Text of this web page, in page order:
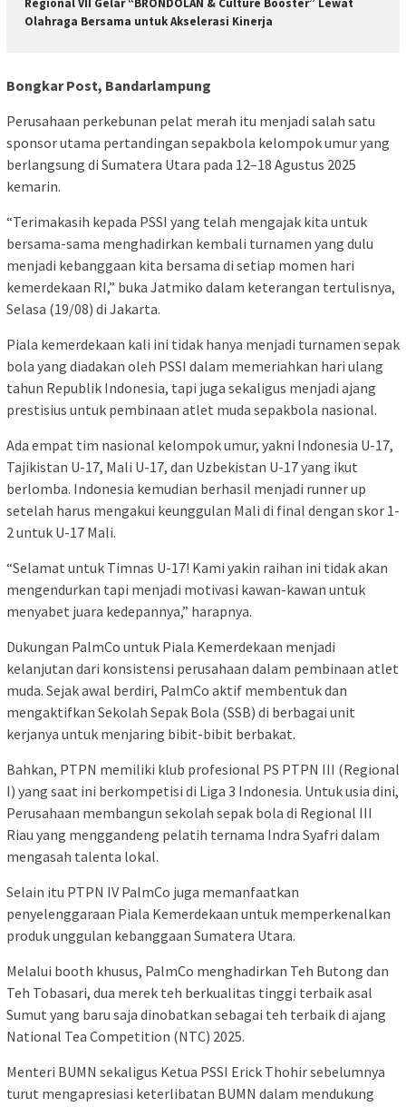
Olahraga Bersama untuk Akselerasi Kinerja
Bongkar Post, Bandarlampung
Perusahaan perkebunan pelat merah itu menjadi salah satu
sponsor utama pertandingan sepakbola kelompok umur yang
berlangsung di Sumatera Utara pada 12–18 Agustus 2025
kemarin.
“Terimakasih kepada PSSI yang telah mengajak kita untuk
bersama-sama menghadirkan kembali turnamen yang dulu
menjadi kebanggaan kita bersama di setiap momen hari
kemerdekaan RI,” buka Jatmiko dalam keterangan tertulisnya,
Selasa (19/08) di Jakarta.
Piala kemerdekaan kali ini tidak hanya menjadi turnamen sepak
bola yang diadakan oleh PSSI dalam memeriahkan hari ulang
tahun Republik Indonesia, tapi juga sekaligus menjadi ajang
prestisius untuk pembinaan atlet muda sepakbola nasional.
Ada empat tim nasional kelompok umur, yakni Indonesia U-17,
Tajikistan U-17, Mali U-17, dan Uzbekistan U-17 yang ikut
berlomba. Indonesia kemudian berhasil menjadi runner up
setelah harus mengakui keunggulan Mali di final dengan skor 1-
2 untuk U-17 Mali.
“Selamat untuk Timnas U-17! Kami yakin raihan ini tidak akan
mengendurkan tapi menjadi motivasi kawan-kawan untuk
menyabet juara kedepannya,” harapnya.
Dukungan PalmCo untuk Piala Kemerdekaan menjadi
kelanjutan dari konsistensi perusahaan dalam pembinaan atlet
muda. Sejak awal berdiri, PalmCo aktif membentuk dan
mengaktifkan Sekolah Sepak Bola (SSB) di berbagai unit
kerjanya untuk menjaring bibit-bibit berbakat.
Bahkan, PTPN memiliki klub profesional PS PTPN III (Regional
I) yang saat ini berkompetisi di Liga 3 Indonesia. Untuk usia dini,
Perusahaan membangun sekolah sepak bola di Regional III
Riau yang menggandeng pelatih ternama Indra Syafri dalam
mengasah talenta lokal.
Selain itu PTPN IV PalmCo juga memanfaatkan
penyelenggaraan Piala Kemerdekaan untuk memperkenalkan
produk unggulan kebanggaan Sumatera Utara.
Melalui booth khusus, PalmCo menghadirkan Teh Butong dan
Teh Tobasari, dua merek teh berkualitas tinggi terbaik asal
Sumut yang baru saja dinobatkan sebagai teh terbaik di ajang
National Tea Competition (NTC) 2025.
Menteri BUMN sekaligus Ketua PSSI Erick Thohir sebelumnya
turut mengapresiasi keterlibatan BUMN dalam mendukung